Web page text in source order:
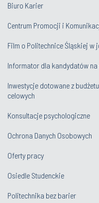
Biuro Karier
Centrum Promocji i
Film o Politechnice Śląskiej w
Informator dla kandydatów
Inwestycje dotowane z
celowych
Konsultacje psychologiczne
Ochrona Danych Osobowych
Oferty pracy
Osiedle Studenckie
Politechnika bez barier